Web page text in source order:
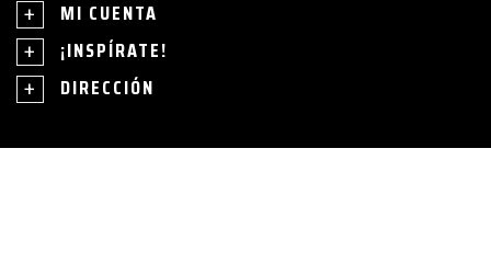
MI CUENTA
¡INSPÍRATE!
DIRECCIÓN